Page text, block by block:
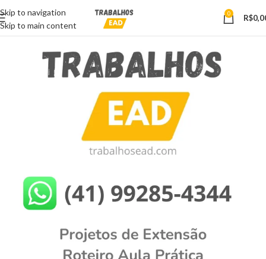
Skip to navigation
Skip to main content
0 R$